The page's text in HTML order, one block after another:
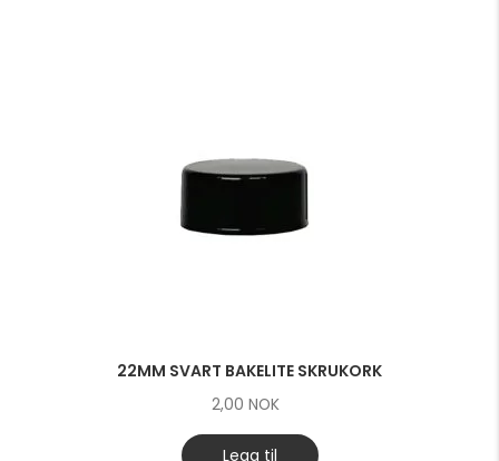
22MM SVART BAKELITE SKRUKORK
2,00 NOK
Legg til